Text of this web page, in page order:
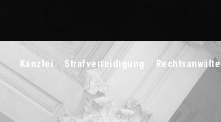
Kanzlei Strafverteidigung Rechtsanwälte